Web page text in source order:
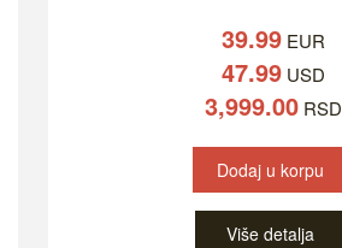
39.99EUR
47.99USD
3,999.00RSD
Dodaj u korpu
Više detalja